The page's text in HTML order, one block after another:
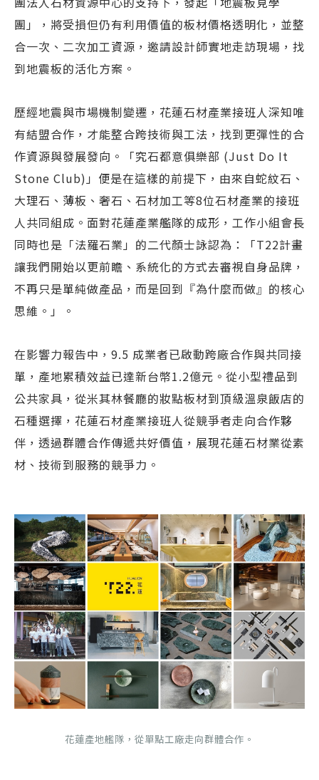
團」，將受損但仍有利用價值的板材價格透明化，並整
合一次、二次加工資源，邀請設計師實地走訪現場，找
到地震板的活化方案。
歷經地震與市場機制變遷，花蓮石材產業接班人深知唯
有結盟合作，才能整合跨技術與工法，找到更彈性的合
作資源與發展發向。「究石都意俱樂部 (Just Do It
Stone Club)」便是在這樣的前提下，由來自蛇紋石、
大理石、薄板、奢石、石材加工等8位石材產業的接班
人共同組成。面對花蓮產業艦隊的成形，工作小組會長
同時也是「法羅石業」的二代顏士詠認為：「T22計畫
讓我們開始以更前瞻、系統化的方式去審視自身品牌，
不再只是單純做產品，而是回到『為什麼而做』的核心
思維。」。
在影響力報告中，9.5 成業者已啟動跨廠合作與共同接
單，產地累積效益已達新台幣1.2億元。從小型禮品到
公共家具，從米其林餐廳的妝點板材到頂級溫泉飯店的
石種選擇，花蓮石材產業接班人從競爭者走向合作夥
伴，透過群體合作傳遞共好價值，展現花蓮石材業從素
材、技術到服務的競爭力。
花蓮產地艦隊，從單點工廠走向群體合作。